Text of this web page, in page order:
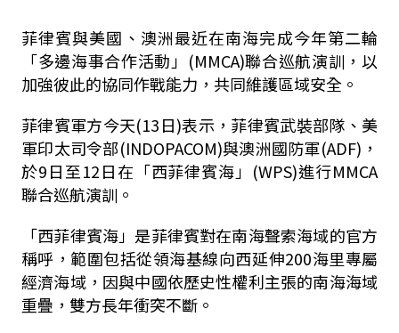
菲律賓與美國、澳洲最近在南海完成今年第二輪
「多邊海事合作活動」(MMCA)聯合巡航演訓，以
加強彼此的協同作戰能力，共同維護區域安全。
菲律賓軍方今天(13日)表示，菲律賓武裝部隊、美
軍印太司令部(INDOPACOM)與澳洲國防軍(ADF)，
於9日至12日在「西菲律賓海」(WPS)進行MMCA
聯合巡航演訓。
「西菲律賓海」是菲律賓對在南海聲索海域的官方
稱呼，範圍包括從領海基線向西延伸200海里專屬
經濟海域，因與中國依歷史性權利主張的南海海域
重疊，雙方長年衝突不斷。